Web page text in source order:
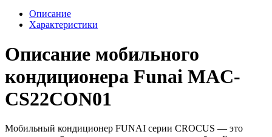
Описание
Характеристики
Описание мобильного
кондиционера Funai MAC-
CS22CON01
Мобильный кондиционер FUNAI серии CROCUS — это